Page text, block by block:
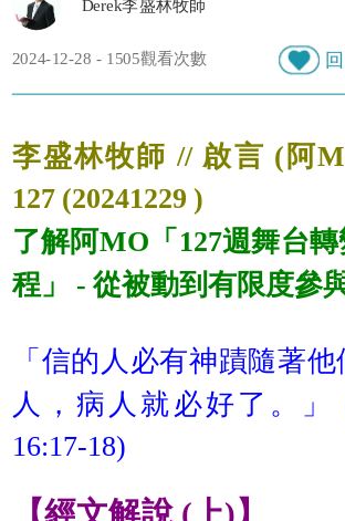
Derek李盛林牧師
2024-12-28 - 1505觀看次數
李盛林牧師 // 啟言 (阿
127 (20241229 )
了解阿MO「127週舞台
程」 - 從被動到有限度參
「信的人必有神蹟隨著
人，病人就必好了。」
16:17-18)
【經文解說 (上)】